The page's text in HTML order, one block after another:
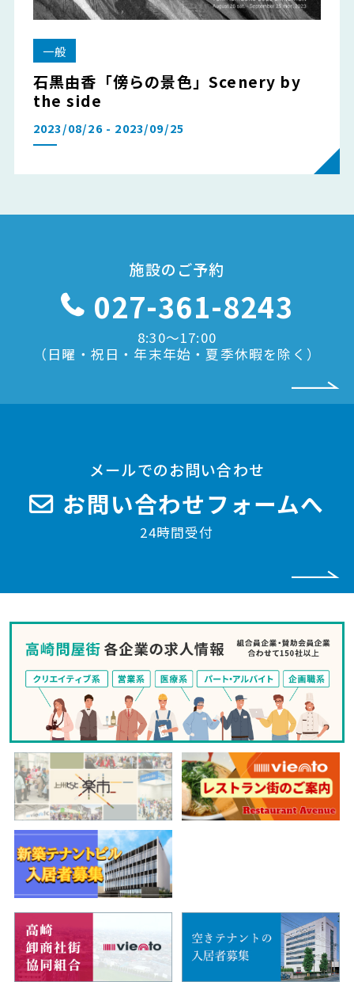
一般
石黒由香「傍らの景色」Scenery by
the side
2023/08/26 - 2023/09/25
施設のご予約
027-361-8243
8:30〜17:00
（日曜・祝日・年末年始・夏季休暇を除く）
メールでのお問い合わせ
お問い合わせフォームへ
24時間受付